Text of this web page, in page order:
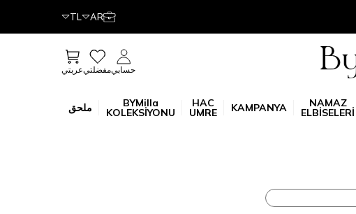
AR
TL
حسابيمفضلتيعربتي
NAMAZ
ELBİSELERİ
KAMPANYA
HAC
UMRE
BYMilla
KOLEKSİYONU ملحق